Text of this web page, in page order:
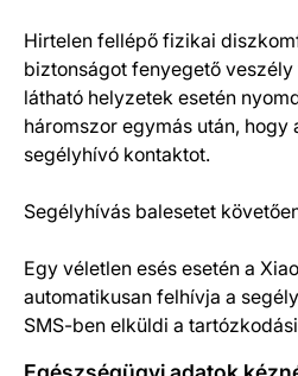
Hirtelen fellépő fizikai
biztonságot fenyegető
látható helyzetek esetén
háromszor egymás után,
segélyhívó kontaktot.
Segélyhívás balesetet
Egy véletlen esés esetén a
automatikusan felhívja a
SMS-ben elküldi a